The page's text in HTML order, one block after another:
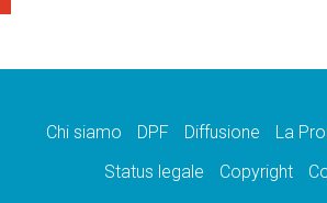
Chi siamo DPF Diffusione La
Status legale
Copyright